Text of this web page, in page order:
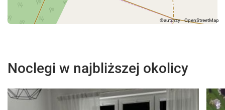
Noclegi w najbliższej okolicy